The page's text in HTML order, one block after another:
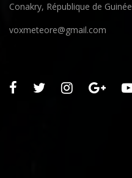
Conakry, République de Guinée
voxmeteore@gmail.com